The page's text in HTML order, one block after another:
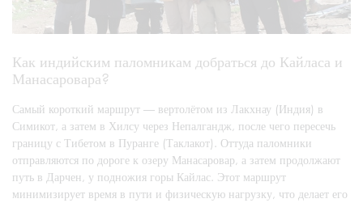
Как индийским паломникам добраться до Кайласа и
Манасаровара?
Самый короткий маршрут — вертолётом из Лакхнау (Индия) в
Симикот, а затем в Хилсу через Непалгандж, после чего пересечь
границу с Тибетом в Пуранге (Таклакот). Оттуда паломники
отправляются по дороге к озеру Манасаровар, а затем продолжают
путь в Дарчен, у подножия горы Кайлас. Этот маршрут
минимизирует время в пути и физическую нагрузку, что делает его